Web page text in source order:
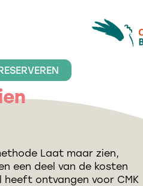
Laat maar zien,
een deel van de kosten
ontvangen voor CMK